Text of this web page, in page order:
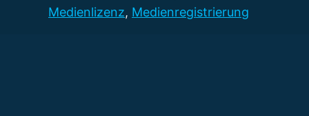
Medienlizenz, Medienregistrierung